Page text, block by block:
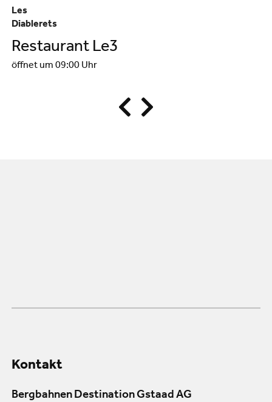
Les
Diablerets
Restaurant Le3
öffnet um 09:00 Uhr
Kontakt
Bergbahnen Destination Gstaad AG